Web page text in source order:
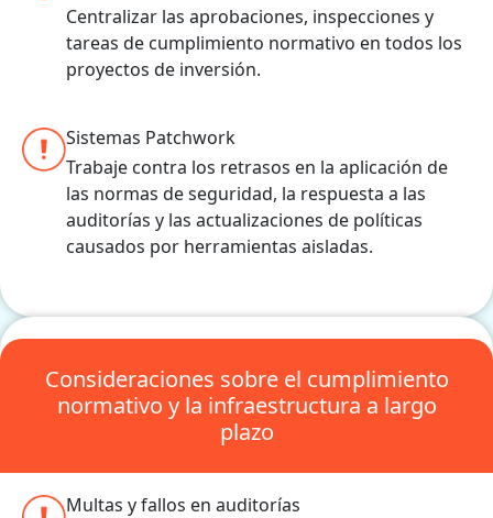
Centralizar las aprobaciones, inspecciones y
tareas de cumplimiento normativo en todos los
proyectos de inversión.
Sistemas Patchwork
Trabaje contra los retrasos en la aplicación de
las normas de seguridad, la respuesta a las
auditorías y las actualizaciones de políticas
causados por herramientas aisladas.
Consideraciones sobre el cumplimiento
normativo y la infraestructura a largo
plazo
Multas y fallos en auditorías